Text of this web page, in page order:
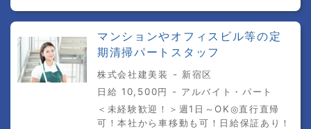
マンションやオフィスビル等の定
期清掃パートスタッフ
株式会社建美装 - 新宿区
日給 10,500円 - アルバイト・パート
＜未経験歓迎！＞週1日～OK◎直行直帰
可！本社から車移動も可！日給保証あり！